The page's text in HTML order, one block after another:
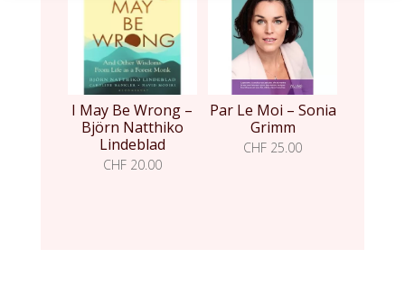
I May Be Wrong –
Björn Natthiko
Lindeblad
CHF20.00
Par Le Moi – Sonia
Grimm
CHF 25.00